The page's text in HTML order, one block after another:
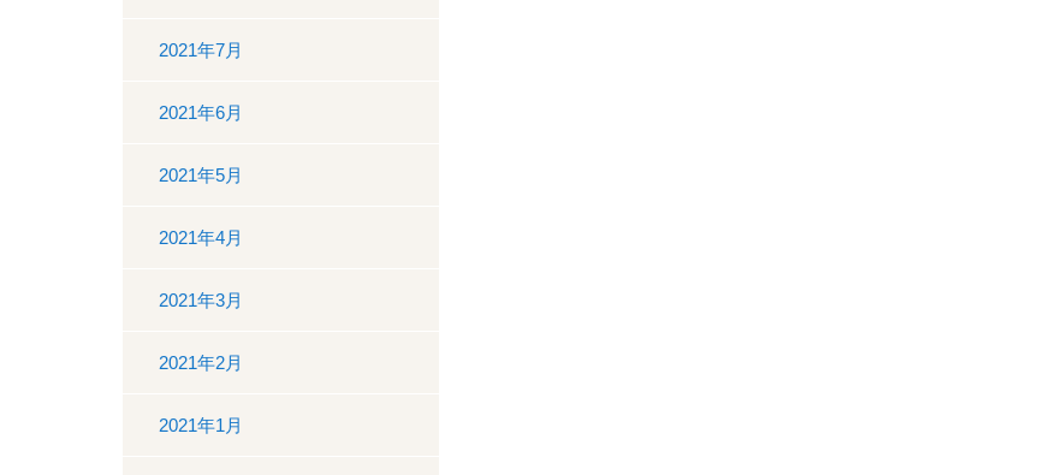
2021年7月
2021年6月
2021年5月
2021年4月
2021年3月
2021年2月
2021年1月